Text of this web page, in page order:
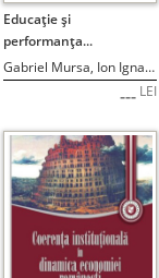
Educaţie şi
performanţa...
Gabriel Mursa, Ion Ignat, coord.
--- LEI
STOC EPUIZAT